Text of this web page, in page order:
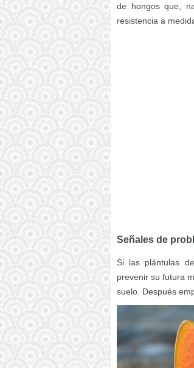
de hongos que,
resistencia a
Señales de
Si las plántulas
prevenir su futura
suelo. Después